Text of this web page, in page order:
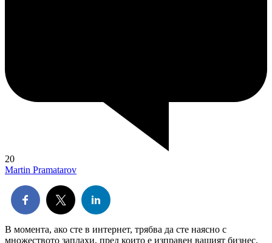
20
Martin Pramatarov
В момента, ако сте в интернет, трябва да сте наясно с
множеството заплахи, пред които е изправен вашият бизнес.